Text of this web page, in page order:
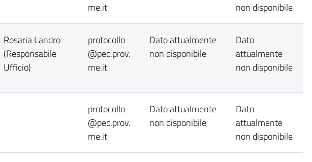
me.it
non disponibile
Rosaria Landro
(Responsabile
Ufficio)
protocollo
@pec.prov.
me.it
Dato attualmente
non disponibile
Dato
attualmente
non disponibile
protocollo
@pec.prov.
me.it
Dato attualmente
non disponibile
Dato
attualmente
non disponibile